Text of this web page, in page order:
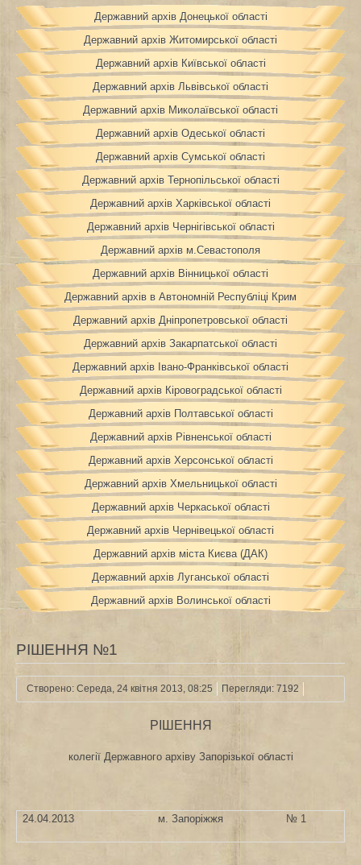
Державний архів Донецької області
Державний архів Житомирської області
Державний архів Київської області
Державний архів Львівської області
Державний архів Миколаївської області
Державний архів Одеської області
Державний архів Сумської області
Державний архів Тернопільської області
Державний архів Харківської області
Державний архів Чернігівської області
Державний архів м.Севастополя
Державний архів Вінницької області
Державний архів в Автономній Республіці Крим
Державний архів Дніпропетровської області
Державний архів Закарпатської області
Державний архів Івано-Франківської області
Державний архів Кіровоградської області
Державний архів Полтавської області
Державний архів Рівненської області
Державний архів Херсонської області
Державний архів Хмельницької області
Державний архів Черкаської області
Державний архів Чернівецької області
Державний архів міста Києва (ДАК)
Державний архів Луганської області
Державний архів Волинської області
РІШЕННЯ №1
Створено: Середа, 24 квітня 2013, 08:25 Перегляди: 7192
РІШЕННЯ
колегії Державного архіву Запорізької області
24.04.2013 м. Запоріжжя № 1